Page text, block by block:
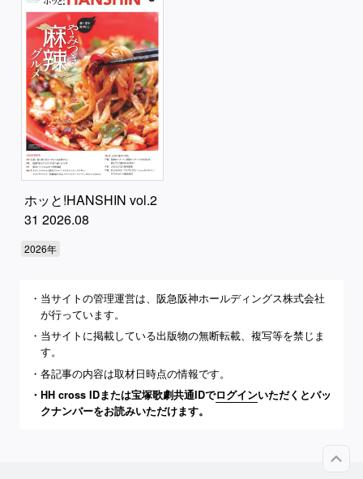
ホッと!HANSHIN vol.2
31 2026.08
2026年
当サイトの管理運営は、阪急阪神ホールディングス株式会社
が行っています。
当サイトに掲載している出版物の無断転載、複写等を禁じま
す。
各記事の内容は取材日時点の情報です。
HH cross IDまたは宝塚歌劇共通IDでログインいただくとバッ
クナンバーをお読みいただけます。